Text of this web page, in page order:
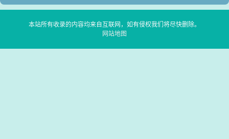
本站所有收录的内容均来自互联网，如有侵权我们将尽快删除。
网站地图